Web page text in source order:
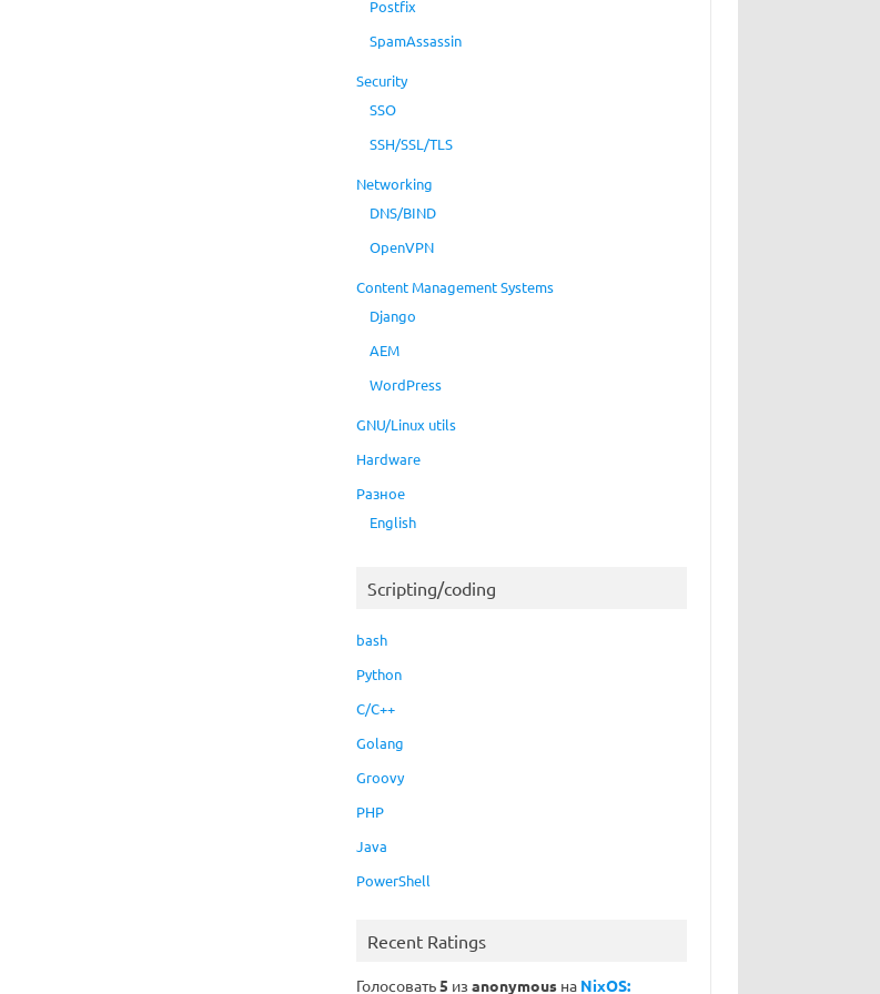
Postfix
SpamAssassin
Security
SSO
SSH/SSL/TLS
Networking
DNS/BIND
OpenVPN
Content Management Systems
Django
AEM
WordPress
GNU/Linux utils
Hardware
Разное
English
Scripting/coding
bash
Python
C/C++
Golang
Groovy
PHP
Java
PowerShell
Recent Ratings
Голосовать5 изanonymous на NixOS: